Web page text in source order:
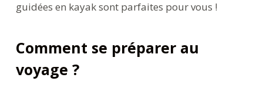
guidées en kayak sont parfaites pour vous !
Comment se préparer au
voyage ?